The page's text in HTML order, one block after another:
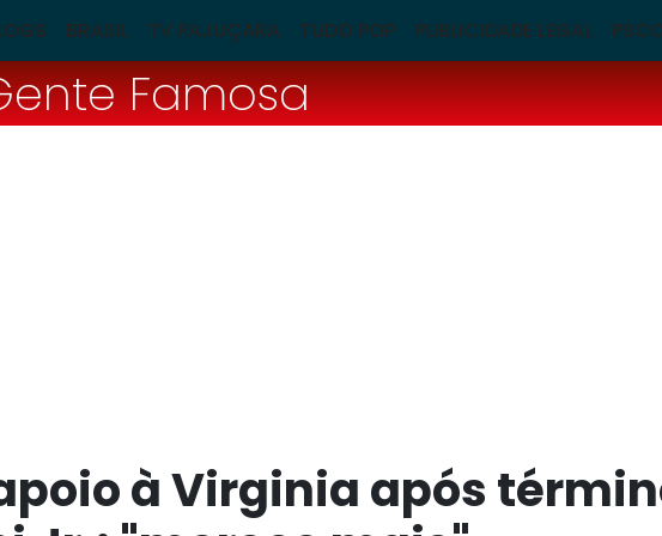
BRASIL TV PAJUÇARA TUDO POP PUBLICIDADE LEGAL
Famosa
à Virginia após